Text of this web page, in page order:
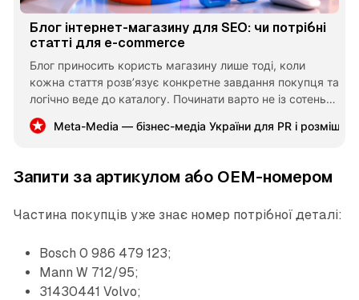
Блог інтернет-магазину для SEO: чи потрібні
статті для e-commerce
Блог приносить користь магазину лише тоді, коли
кожна стаття розв’язує конкретне завдання покупця та
логічно веде до каталогу. Починати варто не із сотень
текстів, а з невеликого кластера навколо важливої
категорії: інструкцій, порівнянь, відповідей на
Meta-Media — бізнес-медіа України для PR і
Запити за артикулом або OEM-номером
Частина покупців уже знає номер потрібної деталі:
Bosch 0 986 479 123;
Mann W 712/95;
31430441 Volvo;